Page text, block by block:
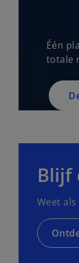
Één
totale
Blijf
Weet